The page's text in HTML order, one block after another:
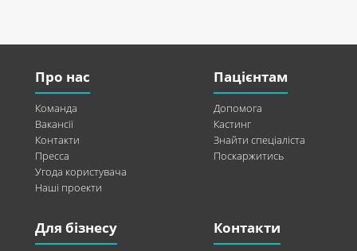
Про нас
Команда
Вакансії
Контакти
Пресса
Угода користувача
Наші проекти
Пацієнтам
Допомога
Кастинг
Знайти спеціаліста
Поскаржитись
Для бізнесу Контакти